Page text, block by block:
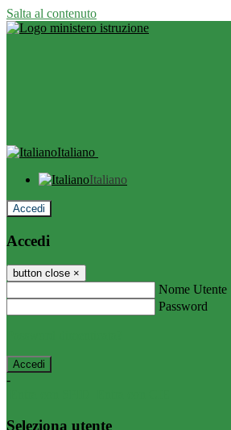
Salta al contenuto
Italiano
Italiano
Accedi
Accedi
button close ×
Nome Utente
Password
-
Seleziona utente